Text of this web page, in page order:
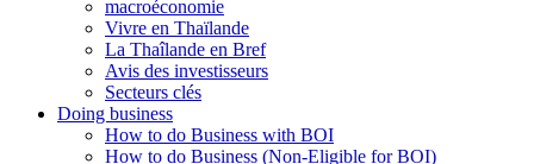
macroéconomie
Vivre en Thaïlande
La Thaîlande en Bref
Avis des investisseurs
Secteurs clés
Doing business
How to do Business with BOI
How to do Business (Non-Eligible for BOI)